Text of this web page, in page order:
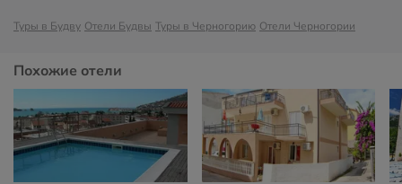
Туры в Будву Отели Будвы Туры в Черногорию Отели Черногории
Похожие отели